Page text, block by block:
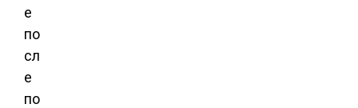
е
по
сл
е
по